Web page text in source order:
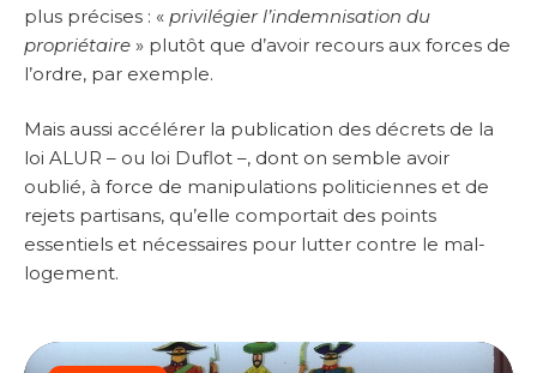
plus précises : « privilégier l’indemnisation du
propriétaire » plutôt que d’avoir recours aux forces de
l’ordre, par exemple.
Mais aussi accélérer la publication des décrets de la
loi ALUR – ou loi Duflot –, dont on semble avoir
oublié, à force de manipulations politiciennes et de
rejets partisans, qu’elle comportait des points
essentiels et nécessaires pour lutter contre le mal-
logement.